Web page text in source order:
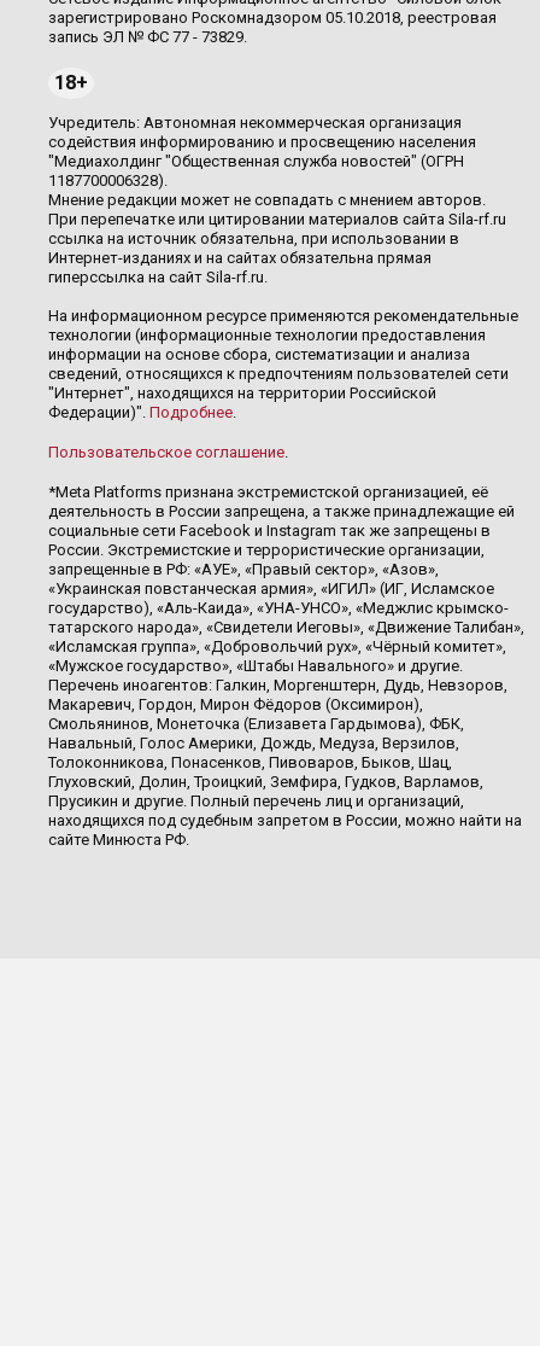
зарегистрировано Роскомнадзором 05.10.2018, реестровая
запись ЭЛ № ФС 77 - 73829.
18+
Учредитель: Автономная некоммерческая организация
содействия информированию и просвещению населения
"Медиахолдинг "Общественная служба новостей" (ОГРН
1187700006328).
Мнение редакции может не совпадать с мнением авторов.
При перепечатке или цитировании материалов сайта Sila-rf.ru
ссылка на источник обязательна, при использовании в
Интернет-изданиях и на сайтах обязательна прямая
гиперссылка на сайт Sila-rf.ru.
На информационном ресурсе применяются рекомендательные
технологии (информационные технологии предоставления
информации на основе сбора, систематизации и анализа
сведений, относящихся к предпочтениям пользователей сети
"Интернет", находящихся на территории Российской
Федерации)". Подробнее.
Пользовательское соглашение.
*Meta Platforms признана экстремистской организацией, её
деятельность в России запрещена, а также принадлежащие ей
социальные сети Facebook и Instagram так же запрещены в
России. Экстремистские и террористические организации,
запрещенные в РФ: «АУЕ», «Правый сектор», «Азов»,
«Украинская повстанческая армия», «ИГИЛ» (ИГ, Исламское
государство), «Аль-Каида», «УНА-УНСО», «Меджлис крымско-
татарского народа», «Свидетели Иеговы», «Движение Талибан»,
«Исламская группа», «Добровольчий рух», «Чёрный комитет»,
«Мужское государство», «Штабы Навального» и другие.
Перечень иноагентов: Галкин, Моргенштерн, Дудь, Невзоров,
Макаревич, Гордон, Мирон Фёдоров (Оксимирон),
Смольянинов, Монеточка (Елизавета Гардымова), ФБК,
Навальный, Голос Америки, Дождь, Медуза, Верзилов,
Толоконникова, Понасенков, Пивоваров, Быков, Шац,
Глуховский, Долин, Троицкий, Земфира, Гудков, Варламов,
Прусикин и другие. Полный перечень лиц и организаций,
находящихся под судебным запретом в России, можно найти на
сайте Минюста РФ.